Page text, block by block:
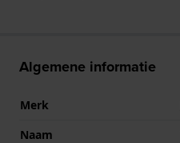
Algemene informatie
Merk
Naam